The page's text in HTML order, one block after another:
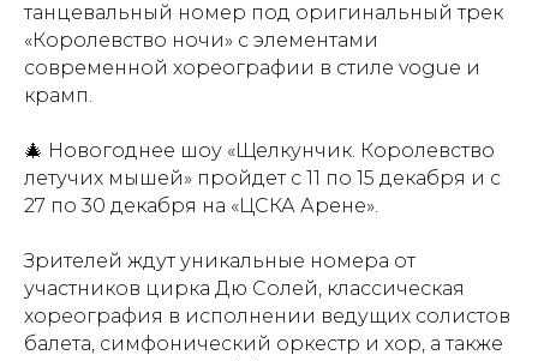
танцевальный номер под оригинальный трек
«Королевство ночи» с элементами
современной хореографии в стиле vogue и
крамп.
🎄 Новогоднее шоу «Щелкунчик. Королевство
летучих мышей» пройдет с 11 по 15 декабря и с
27 по 30 декабря на «ЦСКА Арене».
Зрителей ждут уникальные номера от
участников цирка Дю Солей, классическая
хореография в исполнении ведущих солистов
балета, симфонический оркестр и хор, а также